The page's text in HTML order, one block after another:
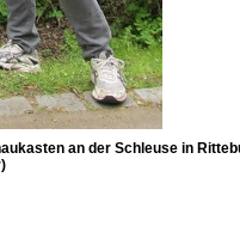
an der Schleuse in